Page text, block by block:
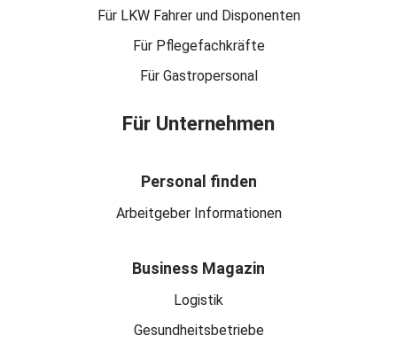
Für LKW Fahrer und Disponenten
Für Pflegefachkräfte
Für Gastropersonal
Für Unternehmen
Personal finden
Arbeitgeber Informationen
Business Magazin
Logistik
Gesundheitsbetriebe